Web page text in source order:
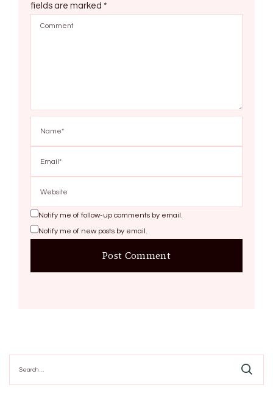
fields are marked *
Notify me of follow-up comments by email.
Notify me of new posts by email.
for: